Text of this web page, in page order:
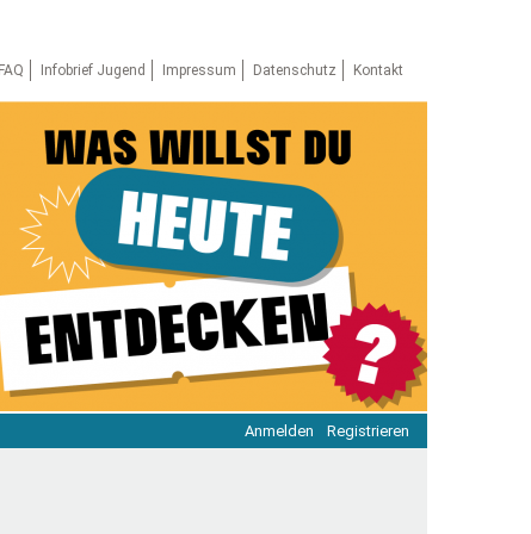
FAQ
Infobrief Jugend Impressum Datenschutz Kontakt
Anmelden Registrieren